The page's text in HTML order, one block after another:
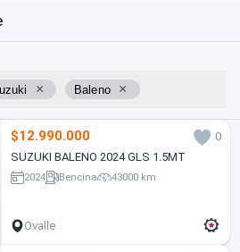
× Baleno ×
$12.990.000
0
SUZUKI BALENO 2024 GLS 1.5MT
2024 Bencina 43000 km
Ovalle